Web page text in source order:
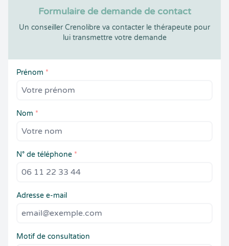
Formulaire de demande de contact
Un conseiller Crenolibre va contacter le thérapeute pour
lui transmettre votre demande
Prénom *
Nom *
N° de téléphone *
Adresse e-mail
Motif de consultation